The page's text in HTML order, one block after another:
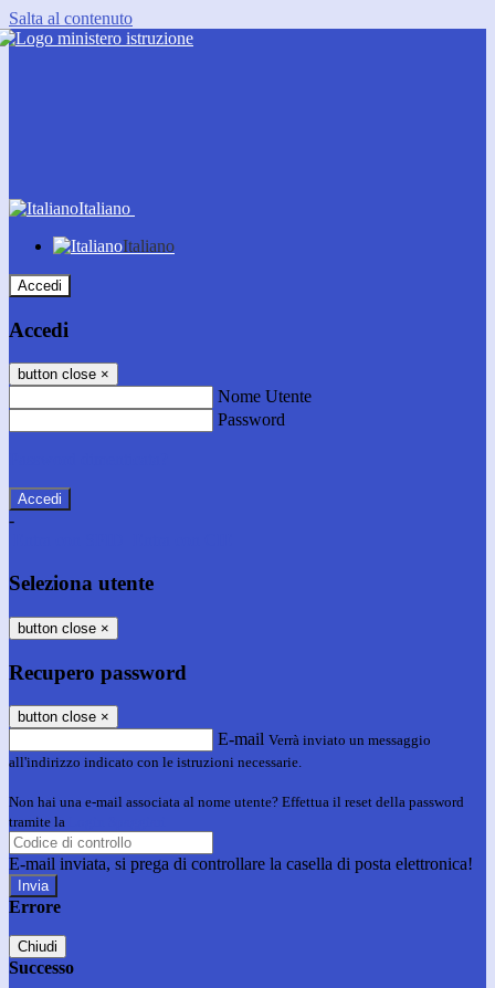
Salta al contenuto
Italiano
Italiano
Accedi
Accedi
button close ×
Nome Utente
Password
-
Seleziona utente
button close ×
Recupero password
button close ×
E-mail Verrà inviato un messaggio
all'indirizzo indicato con le istruzioni necessarie.
Non hai una e-mail associata al nome utente? Effettua il reset della password
tramite la
E-mail inviata, si prega di controllare la casella di posta elettronica!
Errore
Chiudi
Successo